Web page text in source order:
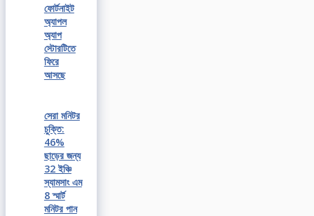
ফোর্টনাইট
অ্যাপল
অ্যাপ
স্টোরটিতে
ফিরে
আসছে
সেরা মনিটর
চুক্তি:
46%
ছাড়ের জন্য
32 ইঞ্চি
স্যামসাং এম
8 স্মার্ট
মনিটর পান